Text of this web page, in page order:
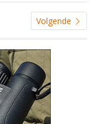
Volgende